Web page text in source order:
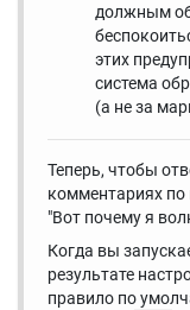
должным
этих
система
(а не за
Теперь, чтобы
комментариях по
"Вот почему я
Когда вы
результате
правило по